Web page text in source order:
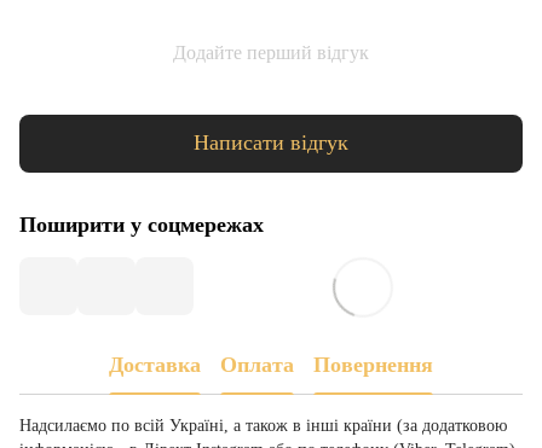
Додайте перший відгук
Написати відгук
Поширити у соцмережах
Доставка Оплата Повернення
Надсилаємо по всій Україні, а також в інші країни (за додатковою